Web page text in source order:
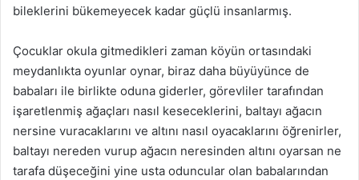
bileklerini bükemeyecek kadar güçlü insanlarmış.
Çocuklar okula gitmedikleri zaman köyün ortasındaki
meydanlıkta oyunlar oynar, biraz daha büyüyünce de
babaları ile birlikte oduna giderler, görevliler tarafından
işaretlenmiş ağaçları nasıl keseceklerini, baltayı ağacın
nersine vuracaklarını ve altını nasıl oyacaklarını öğrenirler,
baltayı nereden vurup ağacın neresinden altını oyarsan ne
tarafa düşeceğini yine usta oduncular olan babalarından